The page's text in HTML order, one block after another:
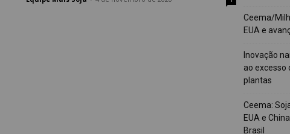
Ceema/
EUA e
Inovação
ao excesso
plantas
Ceema:
EUA e
Brasil